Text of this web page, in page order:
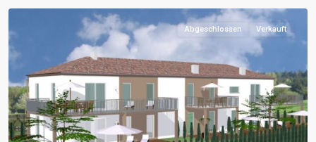
Abgeschlossen Verkauft